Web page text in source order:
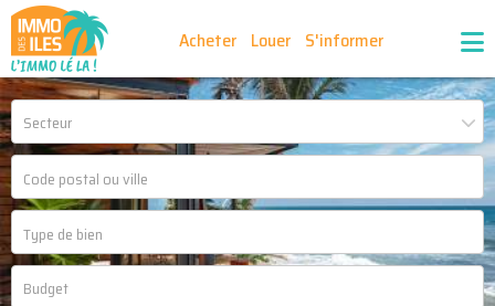
Acheter Louer S'informer
Nos outils Ma sélection d'annonces
Recrutement Partenaires
Secteur